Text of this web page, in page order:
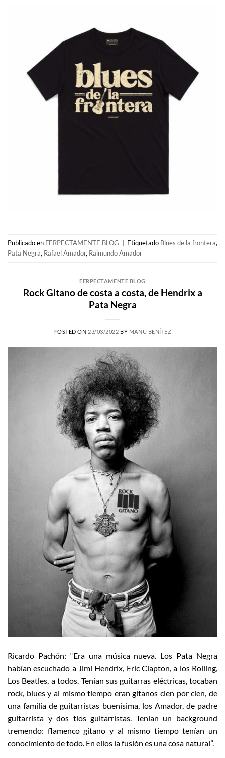
Publicado en FERPECTAMENTE BLOG Etiquetado Blues de la frontera,
Pata Negra, Rafael Amador, Raimundo Amador
FERPECTAMENTE BLOG
Rock Gitano de costa a costa, de Hendrix a
Pata Negra
POSTED ON 23/03/2022 BY MANU BENÍTEZ
Ricardo Pachón: “Era una música nueva. Los Pata Negra
habían escuchado a Jimi Hendrix, Eric Clapton, a los Rolling,
Los Beatles, a todos. Tenían sus guitarras eléctricas, tocaban
rock, blues y al mismo tiempo eran gitanos cien por cien, de
una familia de guitarristas buenísima, los Amador, de padre
guitarrista y dos tíos guitarristas. Tenían un background
tremendo: flamenco gitano y al mismo tiempo tenían un
conocimiento de todo. En ellos la fusión es una cosa natural”.